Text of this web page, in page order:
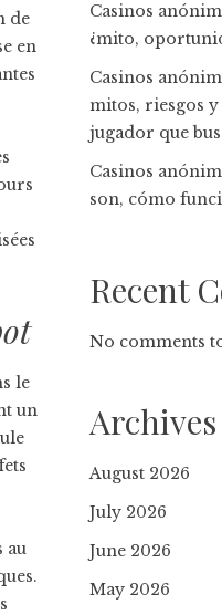
de
en
le
un
au
Casinos
¿mito,
Casinos
mitos, riesgos
jugador que
Casinos
son, cómo
Recent
No comments
Archives
August 2026
July 2026
June 2026
May 2026